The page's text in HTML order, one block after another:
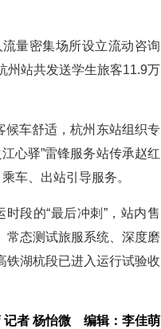
量密集场所设立流动咨询
州站共发送学生旅客11.9万
候车舒适，杭州东站组织专
心驿”雷锋服务站传承赵红
车、出站引导服务。
段的“最后冲刺”，站内售
常态测试旅服系统、深度磨
铁湖杭段已进入运行试验收
记者 杨怡微 编辑：李佳萌